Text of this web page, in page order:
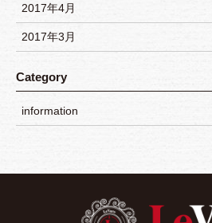
2017年4月
2017年3月
Category
information